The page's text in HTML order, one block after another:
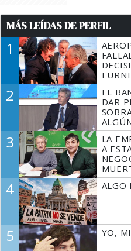
MÁS LEÍDAS DE PERFIL
1
2
EL
DAR
3
LA
A
4 ALGO
5 YO,